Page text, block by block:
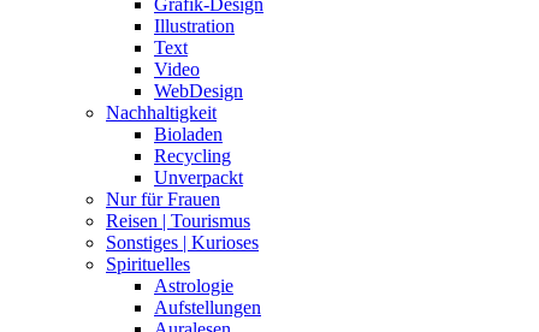
Illustration
Text
Video
WebDesign
Nachhaltigkeit
Bioladen
Recycling
Unverpackt
Nur für Frauen
Reisen | Tourismus
Sonstiges | Kurioses
Spirituelles
Astrologie
Aufstellungen